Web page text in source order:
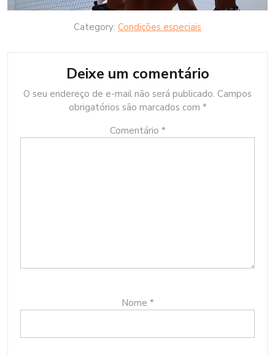
Category: Condições especiais
Deixe um comentário
O seu endereço de e-mail não será publicado. Campos
obrigatórios são marcados com *
Comentário *
Nome *